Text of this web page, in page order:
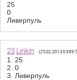
25
0
Ливерпуль
23 Linkin (25.02.2013
1. 25
2. 0
3. Ливерпуль